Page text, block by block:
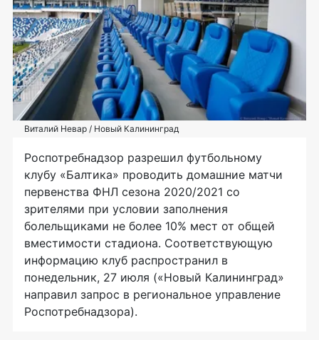
Виталий Невар / Новый Калининград
Роспотребнадзор разрешил футбольному
клубу «Балтика» проводить домашние матчи
первенства ФНЛ сезона 2020/2021 со
зрителями при условии заполнения
болельщиками не более 10% мест от общей
вместимости стадиона. Соответствующую
информацию клуб распространил в
понедельник, 27 июля («Новый Калининград»
направил запрос в региональное управление
Роспотребнадзора).